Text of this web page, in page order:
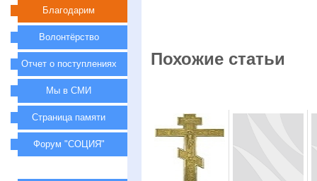
Похожие статьи
Благодарим
Волонтёрство
Отчет о поступлениях
Мы в СМИ
Страница памяти
Форум "СОЦИЯ"